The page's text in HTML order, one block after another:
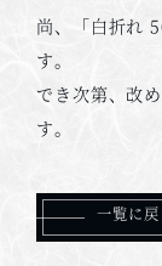
尚、「白折れ
す。
でき次第、改
す。
一覧に戻